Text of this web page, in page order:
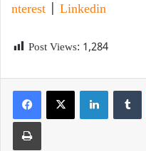
nterest
Linkedin
Post Views: 1,284